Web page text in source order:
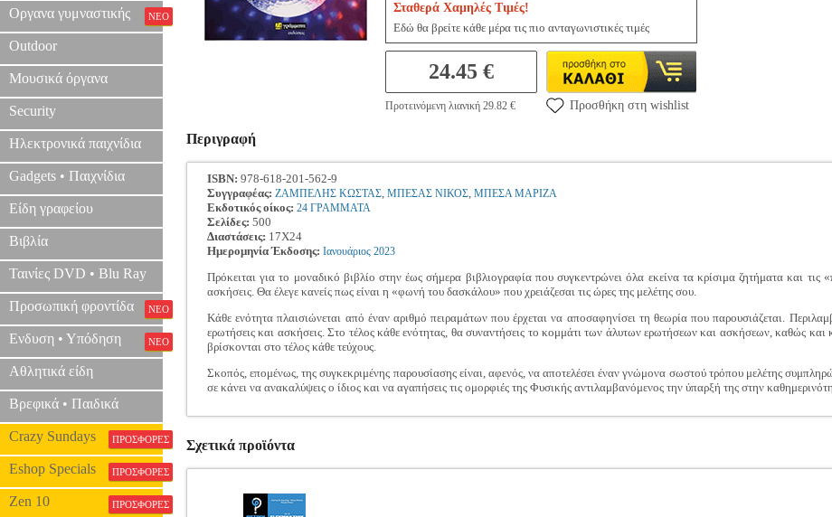
Οργανα γυμναστικής ΝΕΟ
Outdoor
Μουσικά όργανα
Security
Ηλεκτρονικά παιχνίδια
Gadgets • Παιχνίδια
Είδη γραφείου
Βιβλία
Ταινίες DVD • Blu Ray
Προσωπική φροντίδα ΝΕΟ
Ενδυση • Υπόδηση ΝΕΟ
Αθλητικά είδη
Βρεφικά • Παιδικά
Crazy Sundays ΠΡΟΣΦΟΡΕΣ
Eshop Specials ΠΡΟΣΦΟΡΕΣ
Zen 10 ΠΡΟΣΦΟΡΕΣ
Σταθερά Χαμηλές Τιμές!
Εδώ θα βρείτε κάθε μέρα τις πιο ανταγωνιστικές τιμές
24.45 €
Προτεινόμενη λιανική 29.82 € Προσθήκη στη wishlist
Περιγραφή
ISBN: 978-618-201-562-9
Συγγραφέας: ΖΑΜΠΕΛΗΣ ΚΩΣΤΑΣ, ΜΠΕΣΑΣ ΝΙΚΟΣ, ΜΠΕΣΑ ΜΑΡΙΖΑ
Εκδοτικός οίκος: 24 ΓΡΑΜΜΑΤΑ
Σελίδες: 500
Διαστάσεις: 17Χ24
Ημερομηνία Έκδοσης: Ιανουάριος 2023
Πρόκειται για το μοναδικό βιβλίο στην έως σήμερα βιβλιογραφία που συγκεντρώνει όλα εκείνα τα κρίσιμα ζητήματα και τις
ασκήσεις. Θα έλεγε κανείς πως είναι η «φωνή του δασκάλου» που χρειάζεσαι τις ώρες της μελέτης σου.
Κάθε ενότητα πλαισιώνεται από έναν αριθμό πειραμάτων που έρχεται να αποσαφηνίσει τη θεωρία που παρουσιάζεται.
ερωτήσεις και ασκήσεις. Στο τέλος κάθε ενότητας, θα συναντήσεις το κομμάτι των άλυτων ερωτήσεων και ασκήσεων, καθώς και
βρίσκονται στο τέλος κάθε τεύχους.
Σκοπός, επομένως, της συγκεκριμένης παρουσίασης είναι, αφενός, να αποτελέσει έναν γνώμονα σωστού τρόπου μελέτης
σε κάνει να ανακαλύψεις ο ίδιος και να αγαπήσεις τις ομορφιές της Φυσικής αντιλαμβανόμενος την ύπαρξή της στην
Σχετικά προϊόντα